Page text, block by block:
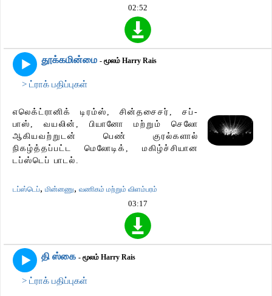
02:52
தூக்கமின்மை - மூலம் Harry Rais
> ட்ராக் பதிப்புகள்
எலெக்ட்ரானிக் டிரம்ஸ், சின்தசைசர், சப்-
பாஸ், வயலின், பியானோ மற்றும் செலோ
ஆகியவற்றுடன் பெண் குரல்களால்
நிகழ்த்தப்பட்ட மெலோடிக், மகிழ்ச்சியான
டப்ஸ்டெப் பாடல்.
டப்ஸ்டெப், மின்னணு, வணிகம் மற்றும் விளம்பரம்
03:17
தி ஸ்கை - மூலம் Harry Rais
> ட்ராக் பதிப்புகள்